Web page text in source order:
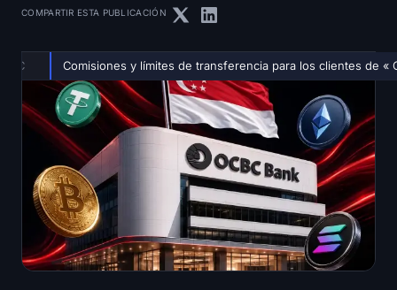
COMPARTIR ESTA PUBLICACIÓN
Comisiones y límites de transferencia para los clientes de «